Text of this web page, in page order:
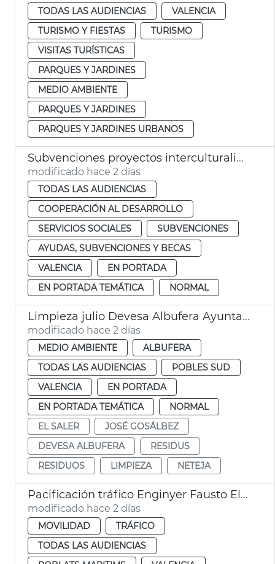
TODAS LAS AUDIENCIAS
VALENCIA
TURISMO Y FIESTAS
TURISMO
VISITAS TURÍSTICAS
PARQUES Y JARDINES
MEDIO AMBIENTE
PARQUES Y JARDINES
PARQUES Y JARDINES URBANOS
Subvenciones proyectos interculturalidad, prevención del racismo y la xenofobia
modificado hace 2 días
TODAS LAS AUDIENCIAS
COOPERACIÓN AL DESARROLLO
SERVICIOS SOCIALES
SUBVENCIONES
AYUDAS, SUBVENCIONES Y BECAS
VALENCIA
EN PORTADA
EN PORTADA TEMÁTICA
NORMAL
Limpieza julio Devesa Albufera Ayuntamiento València
modificado hace 2 días
MEDIO AMBIENTE
ALBUFERA
TODAS LAS AUDIENCIAS
POBLES SUD
VALENCIA
EN PORTADA
EN PORTADA TEMÁTICA
NORMAL
EL SALER
JOSÉ GOSÁLBEZ
DEVESA ALBUFERA
RESIDUS
RESIDUOS
LIMPIEZA NETEJA
Pacificación tráfico Enginyer Fausto Elío València
modificado hace 2 días
MOVILIDAD
TRÁFICO
TODAS LAS AUDIENCIAS